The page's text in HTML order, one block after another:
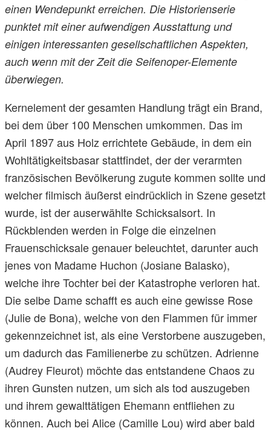
einen Wendepunkt erreichen. Die Historienserie
punktet mit einer aufwendigen Ausstattung und
einigen interessanten gesellschaftlichen Aspekten,
auch wenn mit der Zeit die Seifenoper-Elemente
überwiegen.
Kernelement der gesamten Handlung trägt ein Brand,
bei dem über 100 Menschen umkommen. Das im
April 1897 aus Holz errichtete Gebäude, in dem ein
Wohltätigkeitsbasar stattfindet, der der verarmten
französischen Bevölkerung zugute kommen sollte und
welcher filmisch äußerst eindrücklich in Szene gesetzt
wurde, ist der auserwählte Schicksalsort. In
Rückblenden werden in Folge die einzelnen
Frauenschicksale genauer beleuchtet, darunter auch
jenes von Madame Huchon (Josiane Balasko),
welche ihre Tochter bei der Katastrophe verloren hat.
Die selbe Dame schafft es auch eine gewisse Rose
(Julie de Bona), welche von den Flammen für immer
gekennzeichnet ist, als eine Verstorbene auszugeben,
um dadurch das Familienerbe zu schützen. Adrienne
(Audrey Fleurot) möchte das entstandene Chaos zu
ihren Gunsten nutzen, um sich als tod auszugeben
und ihrem gewalttätigen Ehemann entfliehen zu
können. Auch bei Alice (Camille Lou) wird aber bald